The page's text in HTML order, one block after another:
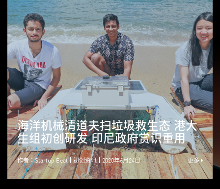
海洋机械清道夫扫垃圾救生态 港大
生组初创研发 印尼政府赏识重用
作者：Startup Beat 初创资讯 2020年6月24日 更多